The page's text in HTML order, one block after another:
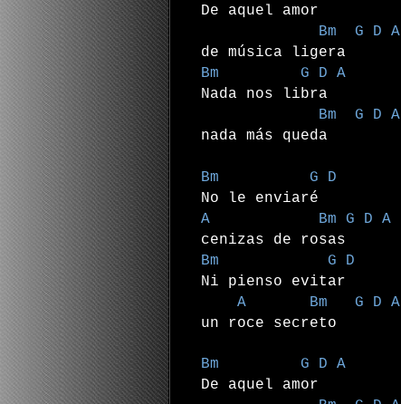
De aquel amor
Bm G D A
de música ligera
Bm G D A
Nada nos libra
Bm G D A
nada más queda
Bm G D
No le enviaré
A Bm G D A
cenizas de rosas
Bm G D
Ni pienso evitar
A Bm G D A
un roce secreto
Bm G D A
De aquel amor